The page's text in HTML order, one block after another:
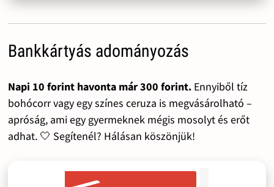
Bankkártyás adományozás
Napi 10 forint havonta már 300 forint.Ennyiből tíz
bohócorr vagy egy színes ceruza is megvásárolható –
apróság, ami egy gyermeknek mégis mosolyt és erőt
adhat. 🤍 Segítenél? Hálásan köszönjük!